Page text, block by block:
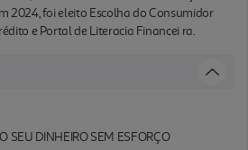
2024, foi eleito Escolha do Consumidor
e Portal de Literacia Financei ra.
SEU DINHEIRO SEM ESFORÇO